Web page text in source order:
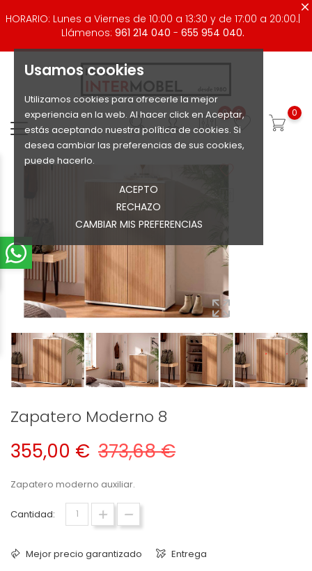
Usamos cookies
Utilizamos cookies para ofrecerle la mejor
experiencia en la web. Al hacer click en Aceptar,
estás aceptando nuestra política de cookies. Si
desea cambiar las preferencias de sus cookies,
puede hacerlo.
ACEPTO
RECHAZO
CAMBIAR MIS PREFERENCIAS
HORARIO: Lunes a Viernes de 10:00 a 13:30 y de 17:00 a 20:00.|
Llámenos: 961 214 040 - 655 954 040.
0 0 0
Zapatero Moderno 8
355,00 € 373,68 €
Zapatero moderno auxiliar.
Cantidad:
Mejor precio garantizado Entrega